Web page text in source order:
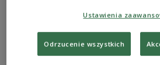
Славоміра Н. Центральне
брудних грошей та
злочинною групою. У справі
Ustawienia
Odrzucenie wszystkich